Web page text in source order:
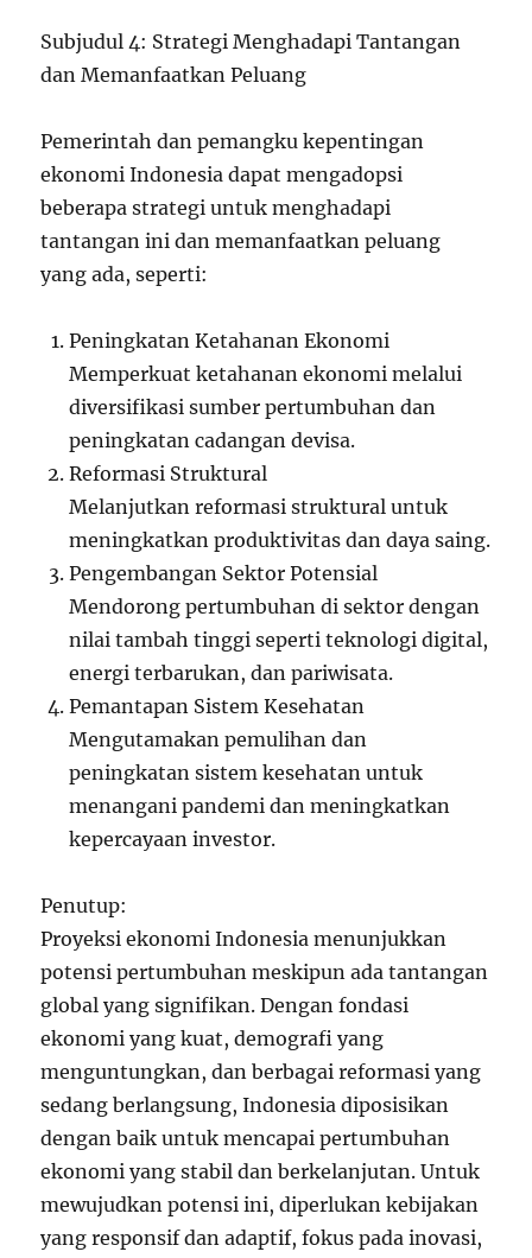
Subjudul 4: Strategi Menghadapi Tantangan
dan Memanfaatkan Peluang
Pemerintah dan pemangku kepentingan
ekonomi Indonesia dapat mengadopsi
beberapa strategi untuk menghadapi
tantangan ini dan memanfaatkan peluang
yang ada, seperti:
Peningkatan Ketahanan Ekonomi
Memperkuat ketahanan ekonomi melalui
diversifikasi sumber pertumbuhan dan
peningkatan cadangan devisa.
Reformasi Struktural
Melanjutkan reformasi struktural untuk
meningkatkan produktivitas dan daya saing.
Pengembangan Sektor Potensial
Mendorong pertumbuhan di sektor dengan
nilai tambah tinggi seperti teknologi digital,
energi terbarukan, dan pariwisata.
Pemantapan Sistem Kesehatan
Mengutamakan pemulihan dan
peningkatan sistem kesehatan untuk
menangani pandemi dan meningkatkan
kepercayaan investor.
Penutup:
Proyeksi ekonomi Indonesia menunjukkan
potensi pertumbuhan meskipun ada tantangan
global yang signifikan. Dengan fondasi
ekonomi yang kuat, demografi yang
menguntungkan, dan berbagai reformasi yang
sedang berlangsung, Indonesia diposisikan
dengan baik untuk mencapai pertumbuhan
ekonomi yang stabil dan berkelanjutan. Untuk
mewujudkan potensi ini, diperlukan kebijakan
yang responsif dan adaptif, fokus pada inovasi,